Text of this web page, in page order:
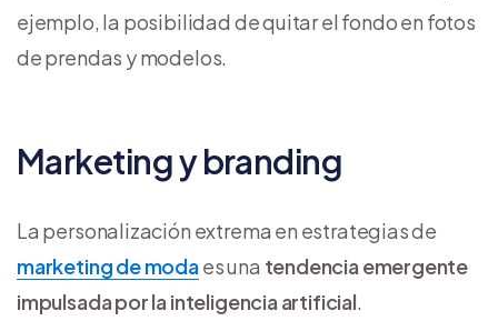
ejemplo, la posibilidad de quitar el fondo en fotos
de prendas y modelos.
Marketing y branding
La personalización extrema en estrategias de
marketing de modaes una tendencia emergente
impulsada por la inteligencia artificial.